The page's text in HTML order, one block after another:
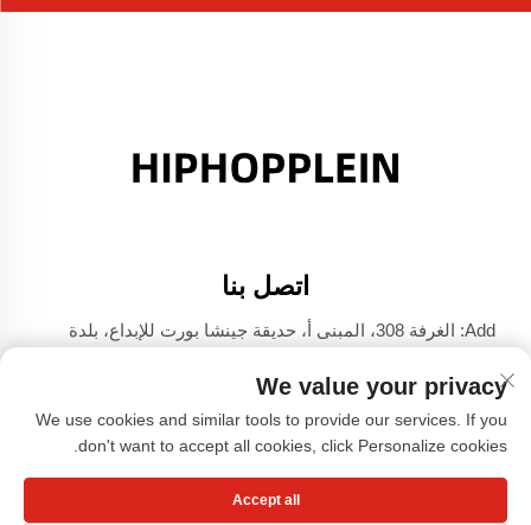
اتصل بنا
Add: الغرفة 308، المبنى أ، حديقة جينشا بورت للإبداع، بلدة
الهاتف:+86-17304049586
البريد الإلكتروني:[email protected]
حقوق الطبع والنشر © شركة قوانغتشو شياوهونغشو للملابس،
We value your privacy
We use cookies and similar tools to provide our services. If you
don't want to accept all cookies, click Personalize cookies.
Accept all